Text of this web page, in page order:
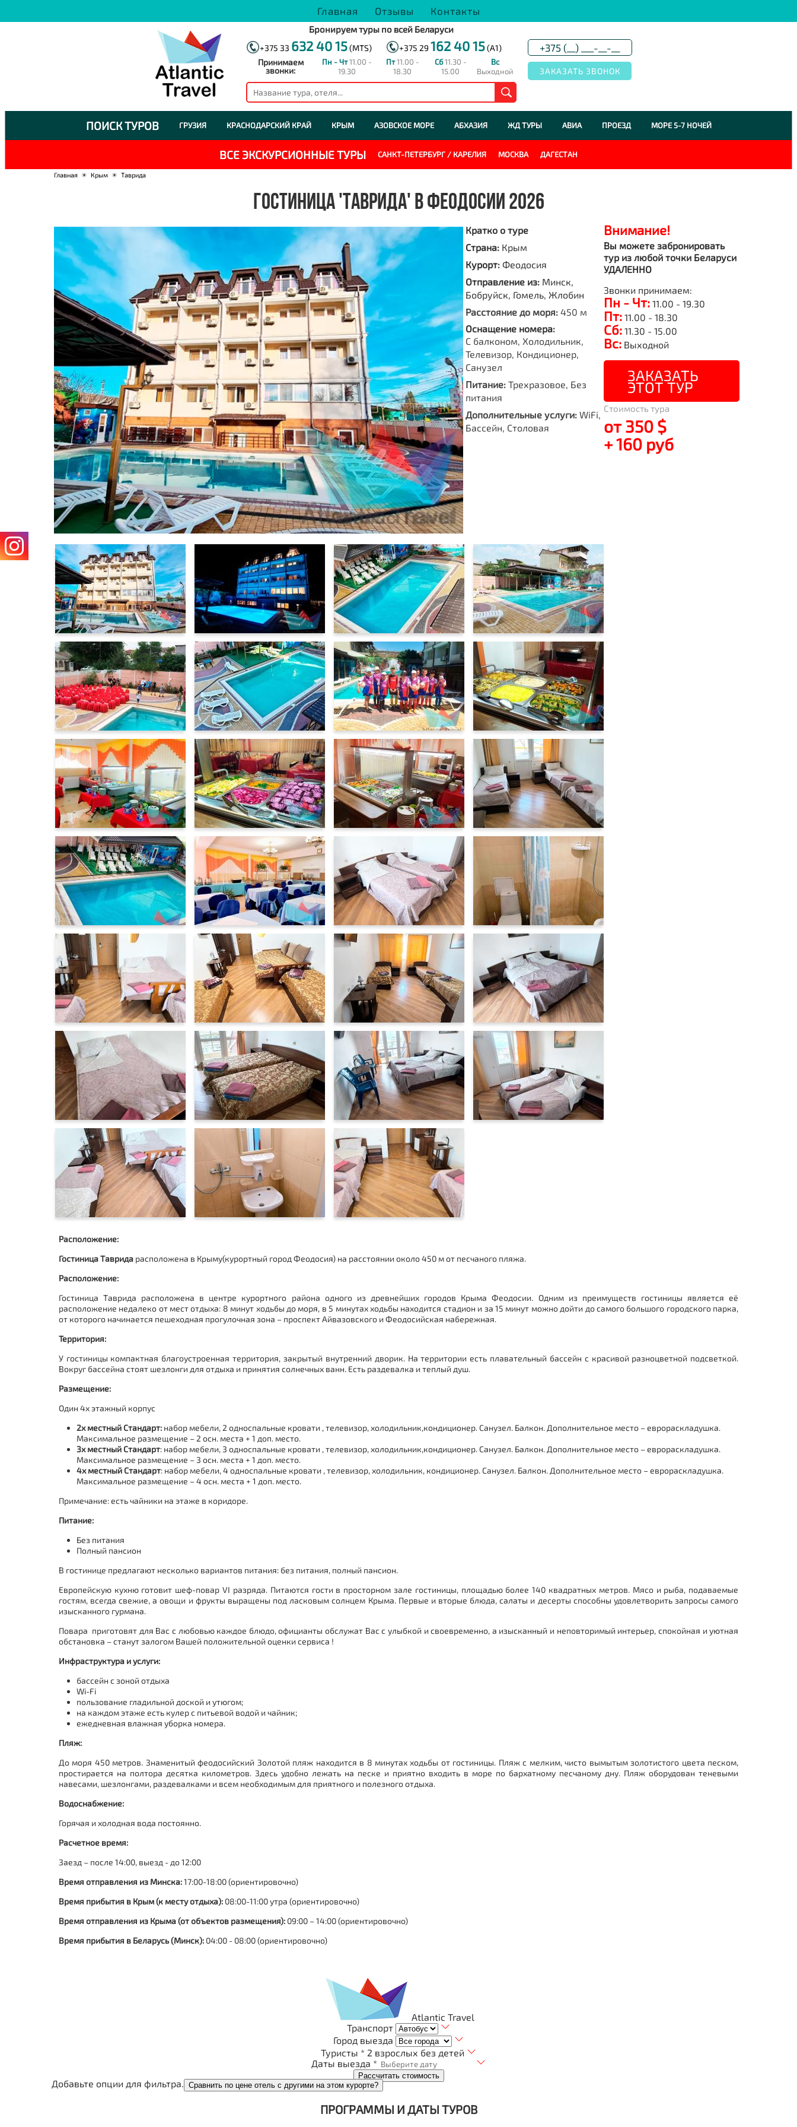
Главная Отзывы Контакты
Бронируем туры по всей Беларуси
+375 33 632 40 15(MTS) +375 29 162 40 15(A1)
Принимаем
звонки:
Пн - Чт11.00 -
19.30
Пт11.00 -
18.30
Сб11.30 -
15.00
Вс
Выходной
ПОИСК ТУРОВ ГРУЗИЯ КРАСНОДАРСКИЙ КРАЙ КРЫМ АЗОВСКОЕ МОРЕ АБХАЗИЯ ЖД ТУРЫ АВИА ПРОЕЗД МОРЕ 5-7 НОЧЕЙ
ВСЕ ЭКСКУРСИОННЫЕ ТУРЫ САНКТ-ПЕТЕРБУРГ / КАРЕЛИЯ МОСКВА ДАГЕСТАН
Главная ☀ Крым ☀ Таврида
ГОСТИНИЦА 'ТАВРИДА' В ФЕОДОСИИ 2026
Кратко о туре
Страна: Крым
Курорт: Феодосия
Отправление из: Минск,
Бобруйск, Гомель, Жлобин
Расстояние до моря:450 м
Оснащение номера:
С балконом, Холодильник,
Телевизор, Кондиционер,
Санузел
Питание:Трехразовое, Без
питания
Дополнительные услуги:WiFi,
Бассейн, Столовая
Внимание!
Вы можете забронировать
тур из любой точки Беларуси
УДАЛЕННО
Звонки принимаем:
Пн - Чт:11.00 - 19.30
Пт:11.00 - 18.30
Сб:11.30 - 15.00
Вс:Выходной
ЗАКАЗАТЬ
ЭТОТ ТУР
Стоимость тура
от 350 $
+ 160 руб
Расположение:
Гостиница Тавридарасположена в Крыму(курортный город Феодосия) на расстоянии около 450 м от песчаного пляжа.
Расположение:
Гостиница Таврида расположена в центре курортного района одного из древнейших городов Крыма Феодосии. Одним из преимуществ гостиницы является её
расположение недалеко от мест отдыха: 8 минут ходьбы до моря, в 5 минутах ходьбы находится стадион и за 15 минут можно дойти до самого большого городского парка,
от которого начинается пешеходная прогулочная зона – проспект Айвазовского и Феодосийская набережная.
Территория:
У гостиницы компактная благоустроенная территория, закрытый внутренний дворик. На территории есть плавательный бассейн с красивой разноцветной подсветкой.
Вокруг бассейна стоят шезлонги для отдыха и принятия солнечных ванн. Есть раздевалка и теплый душ.
Размещение:
Один 4х этажный корпус
2х местный Стандарт:набор мебели, 2 односпальные кровати , телевизор, холодильник,кондиционер. Санузел. Балкон. Дополнительное место – еврораскладушка.
Максимальное размещение – 2 осн. места + 1 доп. место.
3х местный Стандарт: набор мебели, 3 односпальные кровати , телевизор, холодильник,кондиционер. Санузел. Балкон. Дополнительное место – еврораскладушка.
Максимальное размещение – 3 осн. места + 1 доп. место.
4х местный Стандарт: набор мебели, 4 односпальные кровати , телевизор, холодильник, кондиционер. Санузел. Балкон. Дополнительное место – еврораскладушка.
Максимальное размещение – 4 осн. места + 1 доп. место.
Примечание: есть чайники на этаже в коридоре.
Питание:
Без питания
Полный пансион
В гостинице предлагают несколько вариантов питания: без питания, полный пансион.
Европейскую кухню готовит шеф-повар VI разряда. Питаются гости в просторном зале гостиницы, площадью более 140 квадратных метров. Мясо и рыба, подаваемые
гостям, всегда свежие, а овощи и фрукты выращены под ласковым солнцем Крыма. Первые и вторые блюда, салаты и десерты способны удовлетворить запросы самого
изысканного гурмана.
Повара приготовят для Вас с любовью каждое блюдо, официанты обслужат Вас с улыбкой и своевременно, а изысканный и неповторимый интерьер, спокойная и уютная
обстановка – станут залогом Вашей положительной оценки сервиса !
Инфраструктура и услуги:
бассейн с зоной отдыха
Wi-Fi
пользование гладильной доской и утюгом;
на каждом этаже есть кулер с питьевой водой и чайник;
ежедневная влажная уборка номера.
Пляж:
До моря 450 метров. Знаменитый феодосийский Золотой пляж находится в 8 минутах ходьбы от гостиницы. Пляж с мелким, чисто вымытым золотистого цвета песком,
простирается на полтора десятка километров. Здесь удобно лежать на песке и приятно входить в море по бархатному песчаному дну. Пляж оборудован теневыми
навесами, шезлонгами, раздевалками и всем необходимым для приятного и полезного отдыха.
Водоснабжение:
Горячая и холодная вода постоянно.
Расчетное время:
Заезд – после 14:00, выезд - до 12:00
Время отправления из Минска:17:00-18:00 (ориентировочно)
Время прибытия в Крым (к месту отдыха):08:00-11:00 утра (ориентировочно)
Время отправления из Крыма (от объектов размещения):09:00 – 14:00 (ориентировочно)
Время прибытия в Беларусь (Минск): 04:00 - 08:00 (ориентировочно)
Atlantic Travel
Транспорт
Город выезда
Туристы * 2 взрослых без детей
Даты выезда *
Рассчитать стоимость
Добавьте опции для фильтра. Сравнить по цене отель с другими на этом курорте?
ПРОГРАММЫ И ДАТЫ ТУРОВ